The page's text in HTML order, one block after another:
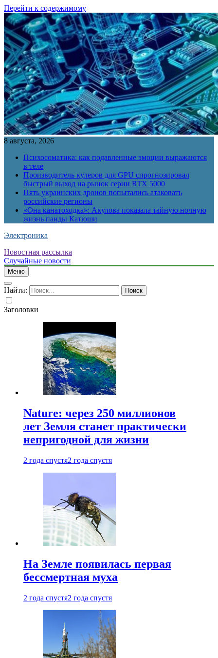
Перейти к содержимому
8 августа, 2026
Психосоматика: как подавленные эмоции выражаются
в теле
Производитель кулеров для GPU спрогнозировал
быстрый выход на рынок серии RTX 5000
Пять украинских дронов попытались атаковать
российские регионы
«Она канатоходка»: Акулова показала тайную ночную
жизнь панды Катюши
Электроника
Новостная рассылка
Случайные новости
Меню
Найти:
Заголовки
Nature: через 250 миллионов
лет Земля станет практически
непригодной для жизни
2 года спустя2 года спустя
На Земле появилась первая
бессмертная муха
2 года спустя2 года спустя